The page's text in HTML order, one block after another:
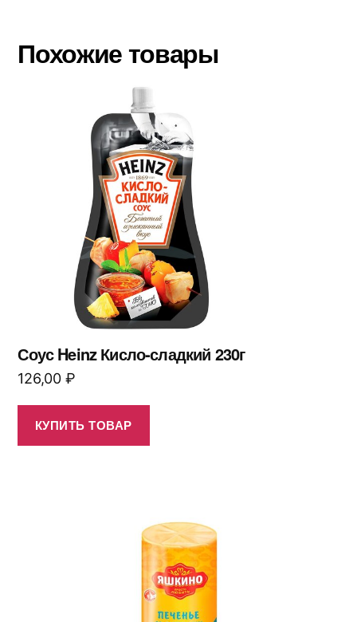
Похожие товары
Соус Heinz Кисло-сладкий 230г
126,00 ₽
КУПИТЬ ТОВАР